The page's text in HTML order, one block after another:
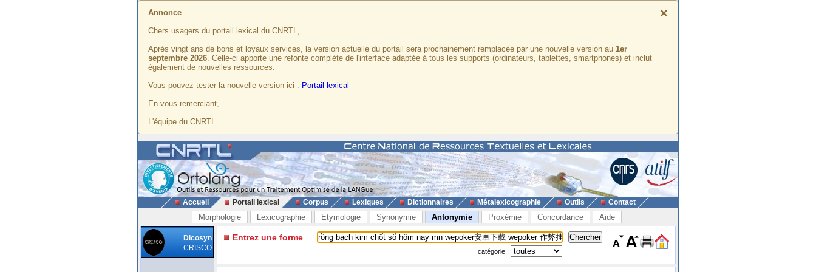
×
Annonce
Chers usagers du portail lexical du CNRTL,
Après vingt ans de bons et loyaux services, la version actuelle du portail sera prochainement remplacée par une nouvelle version au 1er
septembre 2026. Celle-ci apporte une refonte complète de l'interface adaptée à tous les supports (ordinateurs, tablettes, smartphones) et inclut
également de nouvelles ressources.
Vous pouvez tester la nouvelle version ici : Portail lexical
En vous remerciant,
L'équipe du CNRTL
Accueil Portail lexical Corpus Lexiques Dictionnaires Métalexicographie Outils Contact
Morphologie Lexicographie Etymologie Synonymie Antonymie Proxémie Concordance Aide
Dicosyn
CRISCO
Entrez une forme
catégorie :